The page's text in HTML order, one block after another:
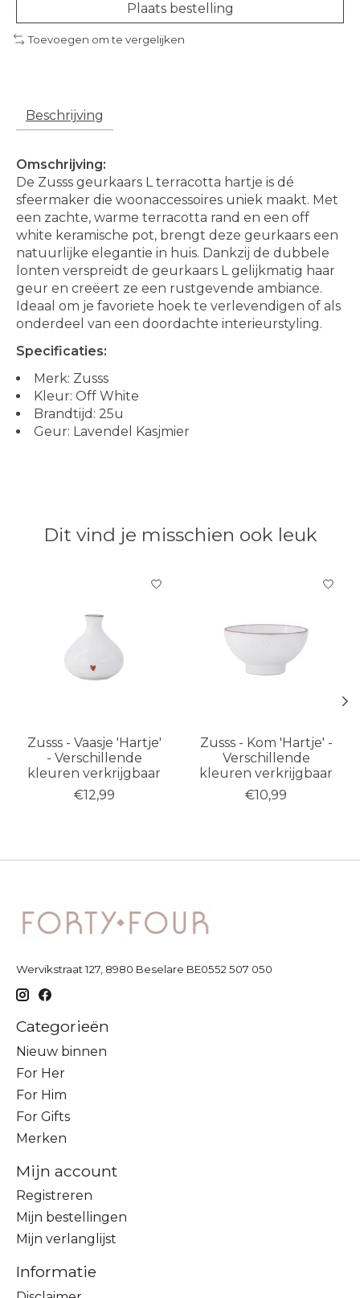
Plaats bestelling
Toevoegen om te vergelijken
Beschrijving
Omschrijving:
De Zusss geurkaars L terracotta hartje is dé
sfeermaker die woonaccessoires uniek maakt. Met
een zachte, warme terracotta rand en een off
white keramische pot, brengt deze geurkaars een
natuurlijke elegantie in huis. Dankzij de dubbele
lonten verspreidt de geurkaars L gelijkmatig haar
geur en creëert ze een rustgevende ambiance.
Ideaal om je favoriete hoek te verlevendigen of als
onderdeel van een doordachte interieurstyling.
Specificaties:
Merk: Zusss
Kleur: Off White
Brandtijd: 25u
Geur: Lavendel Kasjmier
Dit vind je misschien ook leuk
Items van productcarrousel
Zusss - Vaasje 'Hartje'
- Verschillende
kleuren verkrijgbaar
€12,99
Zusss - Kom 'Hartje' -
Verschillende
kleuren verkrijgbaar
€10,99
Wervikstraat 127, 8980 Beselare BE0552 507 050
Categorieën
Nieuw binnen
For Her
For Him
For Gifts
Merken
Mijn account
Registreren
Mijn bestellingen
Mijn verlanglijst
Informatie